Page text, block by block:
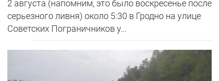
2 августа (напомним, это было воскресенье после
серьезного ливня) около 5:30 в Гродно на улице
Советских Пограничников у...